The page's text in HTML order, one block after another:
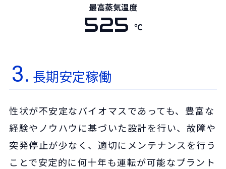
最高蒸気温度
525 ℃
3. 長期安定稼働
性状が不安定なバイオマスであっても、豊富な
経験やノウハウに基づいた設計を行い、故障や
突発停止が少なく、適切にメンテナンスを行う
ことで安定的に何十年も運転が可能なプラント